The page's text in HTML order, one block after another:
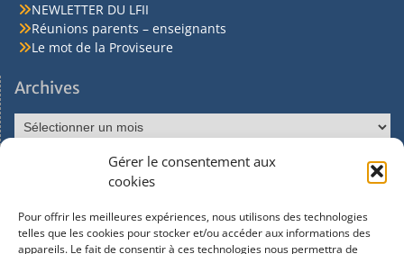
Gérer le consentement aux
cookies
Pour offrir les meilleures expériences, nous utilisons des technologies
telles que les cookies pour stocker et/ou accéder aux informations des
appareils. Le fait de consentir à ces technologies nous permettra de
NEWLETTER DU LFII
Réunions parents – enseignants
Le mot de la Proviseure
Archives
Réseaux sociaux
Facebook